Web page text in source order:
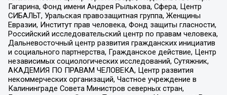
Гагарина, Фонд имени Андрея Рылькова, Сфера, Центр
СИБАЛЬТ, Уральская правозащитная группа, Женщины
Евразии, Институт прав человека, Фонд защиты гласности,
Российский исследовательский центр по правам человека,
Дальневосточный центр развития гражданских инициатив
и социального партнерства, Гражданское действие, Центр
независимых социологических исследований, Сутяжник,
АКАДЕМИЯ ПО ПРАВАМ ЧЕЛОВЕКА, Центр развития
некоммерческих организаций, Частное учреждение в
Калининграде Совета Министров северных стран,